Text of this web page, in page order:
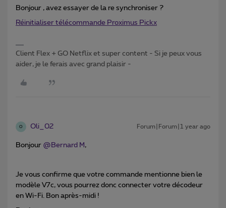
Bonjour , avez essayer de la re synchroniser ?
Réinitialiser télécommande Proximus Pickx
Client Flex + GO Netflix et super content - Si je peux vous
aider, je le ferais avec grand plaisir -
O Oli_02 Forum|Forum|1 year ago
Bonjour ​ @Bernard M ,
Je vous confirme que votre commande mentionne bien le
modèle V7c, vous pourrez donc connecter votre décodeur
en Wi-Fi. Bon après-midi !